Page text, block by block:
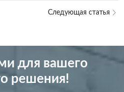
Следующая статья
для вашего
решения!